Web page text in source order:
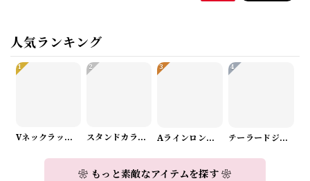
人気ランキング
1
Vネックラップデザインニット（3color） A1008
2
スタンドカラーロングスリーブリボンブラウス（3color） A1126
3
Aラインロングワンピース（2color） A0908
4
テーラードジャケット＆ワイドパンツスーツwithスカーフ A0987
❀ もっと素敵なアイテムを探す ❀